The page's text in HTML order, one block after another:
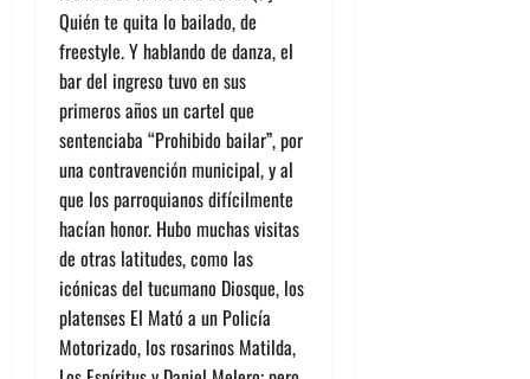
Quién te quita lo bailado, de
freestyle. Y hablando de danza, el
bar del ingreso tuvo en sus
primeros años un cartel que
sentenciaba “Prohibido bailar”, por
una contravención municipal, y al
que los parroquianos difícilmente
hacían honor. Hubo muchas visitas
de otras latitudes, como las
icónicas del tucumano Diosque, los
platenses El Mató a un Policía
Motorizado, los rosarinos Matilda,